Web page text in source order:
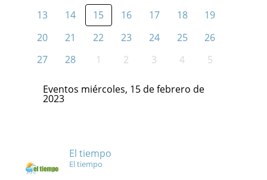
13
14 15 16 17 18
19
20
21 22 23 24 25
26
27
28 1 2 3 4 5
Eventos miércoles, 15 de febrero de
2023
El tiempo
El tiempo